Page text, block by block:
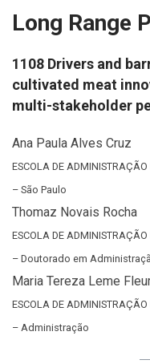
Long Range
1108 Drivers and
cultivated meat
multi-stakeholder
Ana Paula Alves Cruz
ESCOLA DE ADMINISTRAÇÃO
– São Paulo
Thomaz Novais Rocha
ESCOLA DE ADMINISTRAÇÃO
– Doutorado em
Maria Tereza Leme
ESCOLA DE ADMINISTRAÇÃO
– Administração